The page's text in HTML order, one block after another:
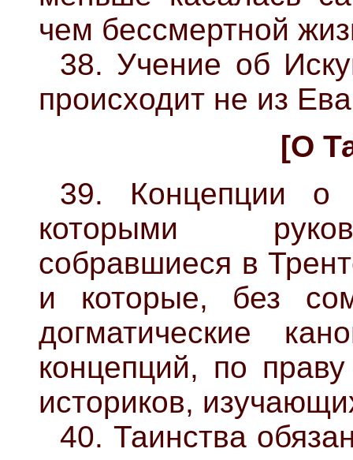
чем бессмертной
38. Учение об
происходит не из
[О
39. Концепции о
которыми
собравшиеся в
и которые, без
догматические
концепций, по
историков,
40. Таинства